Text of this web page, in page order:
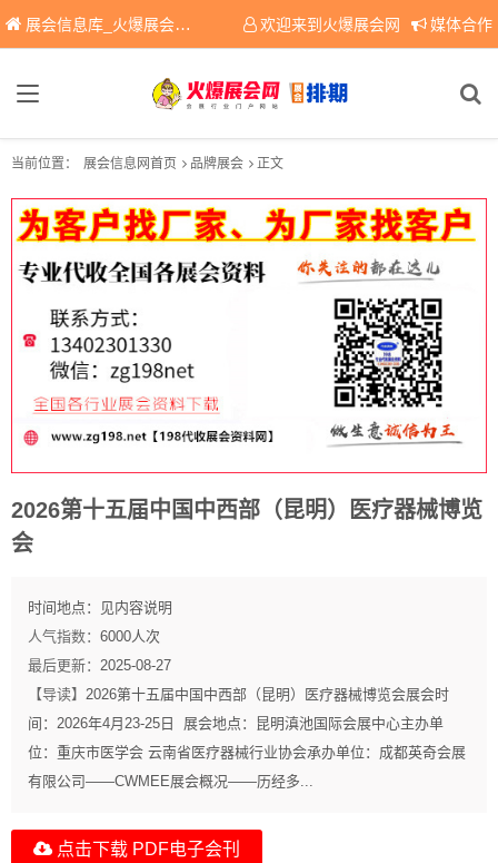
展会信息库_火爆展会网免费展会信息查询平台，提供专业会展服务！ 欢迎来到火爆展会网 媒体合作
当前位置： 展会信息网首页 品牌展会 正文
2026第十五届中国中西部（昆明）医疗器械博览
会
时间地点：
见内容说明
人气指数： 6000人次
最后更新： 2025-08-27
【导读】 2026第十五届中国中西部（昆明）医疗器械博览会展会时
间：2026年4月23-25日 展会地点：昆明滇池国际会展中心主办单
位：重庆市医学会 云南省医疗器械行业协会承办单位：成都英奇会展
有限公司——CWMEE展会概况——历经多...
点击下载 PDF电子会刊